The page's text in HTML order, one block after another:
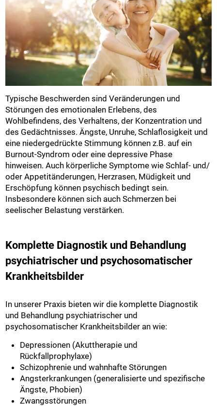
Typische Beschwerden sind Veränderungen und
Störungen des emotionalen Erlebens, des
Wohlbefindens, des Verhaltens, der Konzentration und
des Gedächtnisses. Ängste, Unruhe, Schlaflosigkeit und
eine niedergedrückte Stimmung können z.B. auf ein
Burnout-Syndrom oder eine depressive Phase
hinweisen. Auch körperliche Symptome wie Schlaf- und/
oder Appetitänderungen, Herzrasen, Müdigkeit und
Erschöpfung können psychisch bedingt sein.
Insbesondere können sich auch Schmerzen bei
seelischer Belastung verstärken.
Komplette Diagnostik und Behandlung
psychiatrischer und psychosomatischer
Krankheitsbilder
In unserer Praxis bieten wir die komplette Diagnostik
und Behandlung psychiatrischer und
psychosomatischer Krankheitsbilder an wie:
Depressionen (Akuttherapie und
Rückfallprophylaxe)
Schizophrenie und wahnhafte Störungen
Angsterkrankungen (generalisierte und spezifische
Ängste, Phobien)
Zwangsstörungen